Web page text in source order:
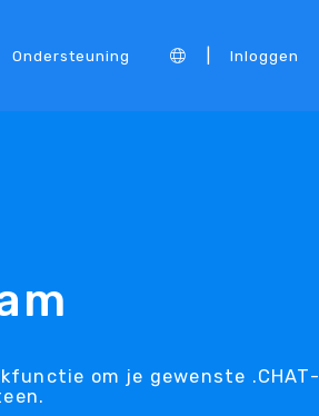
Ondersteuning Inloggen
om je gewenste .CHAT-